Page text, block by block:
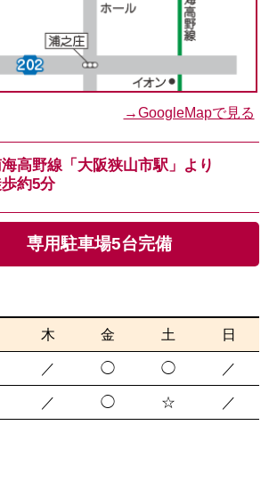
→GoogleMapで見る
高野線「大阪狭山市駅」より
約5分
専用駐車場5台完備
木 金 土 日
／ ◯ ◯ ／
／ ◯ ☆ ／